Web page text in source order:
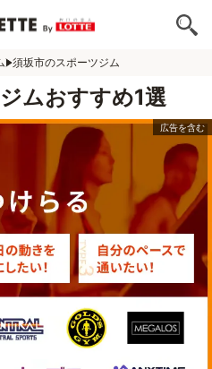
須坂市のスポーツジム
ムおすすめ1選